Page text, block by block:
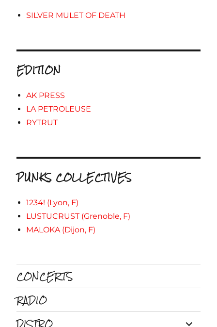
SILVER MULET OF DEATH
EDITION
AK PRESS
LA PETROLEUSE
RYTRUT
PUNKS COLLECTIVES
1234! (Lyon, F)
LUSTUCRUST (Grenoble, F)
MALOKA (Dijon, F)
CONCERTS
RADIO
ouvrir